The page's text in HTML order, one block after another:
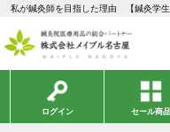
私が鍼灸師を目指した理由 【鍼灸学生
ログイン セール商品